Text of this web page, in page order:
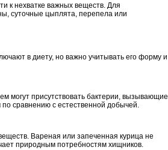
к нехватке важных веществ. Для
суточные цыплята, перепела или
в диету, но важно учитывать его форму и
могут присутствовать бактерии, вызывающие
по сравнению с естественной добычей.
Вареная или запеченная курица не
природным потребностям хищников.